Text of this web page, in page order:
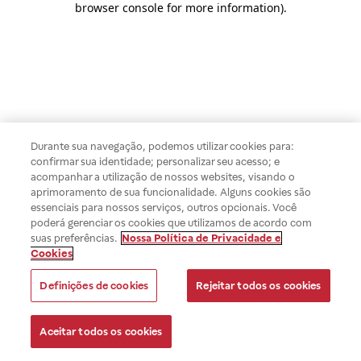
browser console for more information).
Durante sua navegação, podemos utilizar cookies para:
confirmar sua identidade; personalizar seu acesso; e
acompanhar a utilização de nossos websites, visando o
aprimoramento de sua funcionalidade. Alguns cookies são
essenciais para nossos serviços, outros opcionais. Você
poderá gerenciar os cookies que utilizamos de acordo com
suas preferências. Nossa Política de Privacidade e
Cookies
Definições de cookies Rejeitar todos os cookies
Aceitar todos os cookies